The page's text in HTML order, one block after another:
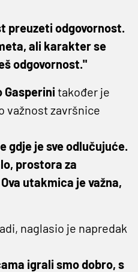
preuzeti odgovornost.
ali karakter se
odgovornost."
Gasperini također je
važnost završnice
gdje je sve odlučujuće.
prostora za
utakmica je važna,
naglasio je napredak
igrali smo dobro, s